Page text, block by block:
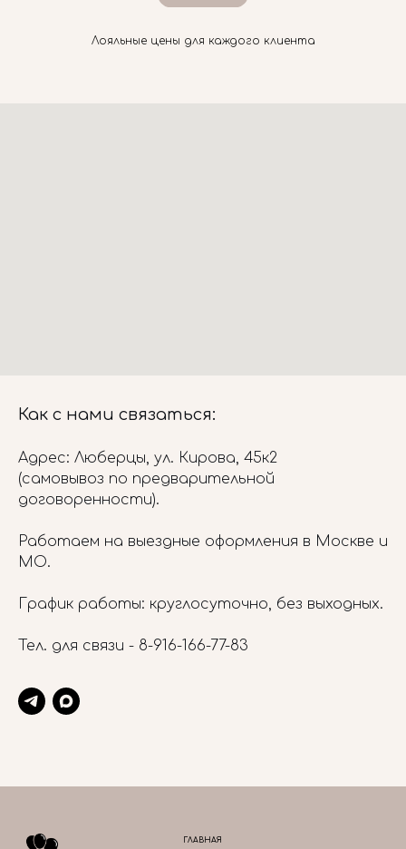
Лояльные цены для каждого клиента
Как с нами связаться:
Адрес: Люберцы, ул. Кирова, 45к2
(самовывоз по предварительной
договоренности).
Работаем на выездные оформления в Москве и
МО.
График работы: круглосуточно, без выходных.
Тел. для связи - 8-916-166-77-83
ГЛАВНАЯ